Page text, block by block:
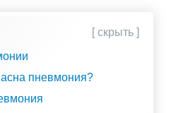
[ скрыть ]
пневмония?